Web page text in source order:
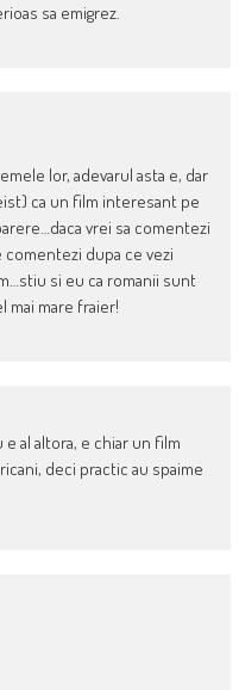
sa emigrez.
lor, adevarul asta e, dar
ca un film interesant pe
vrei sa comentezi
comentezi dupa ce vezi
si eu ca romanii sunt
mai mare fraier!
al altora, e chiar un film
deci practic au spaime